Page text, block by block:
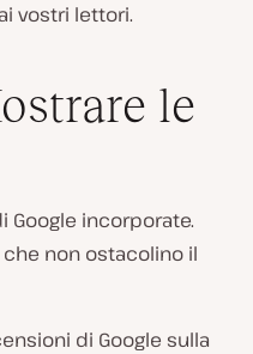
vostri lettori.
le
Google incorporate.
non ostacolino il
di Google sulla